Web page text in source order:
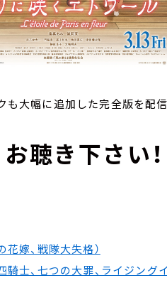
大幅に追加した完全版を配信
聴き下さい！
嫁、戦隊大失格）
士、七つの大罪、ライジング